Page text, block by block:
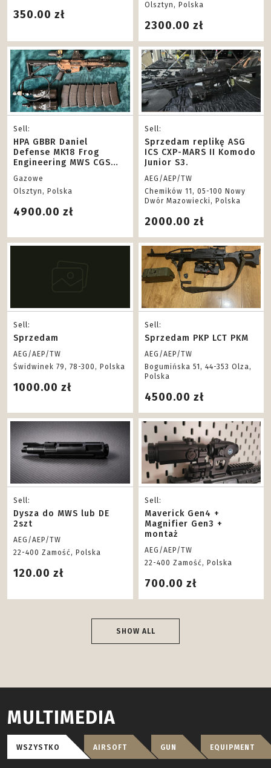
350.00 zł
Olsztyn, Polska
2300.00 zł
Sell:
HPA GBBR Daniel
Defense MK18 Frog
Engineering MWS CGS
Gazowe
Olsztyn, Polska
4900.00 zł
Sell:
Sprzedam replikę ASG
ICS CXP-MARS II Komodo
Junior S3.
AEG/AEP/TW
Chemików 11, 05-100 Nowy
Dwór Mazowiecki, Polska
2000.00 zł
Sell:
Sprzedam
AEG/AEP/TW
Świdwinek 79, 78-300, Polska
1000.00 zł
Sell:
Sprzedam PKP LCT PKM
AEG/AEP/TW
Bogumińska 51, 44-353 Olza,
Polska
4500.00 zł
Sell:
Dysza do MWS lub DE
2szt
AEG/AEP/TW
22-400 Zamość, Polska
120.00 zł
Sell:
Maverick Gen4 +
Magnifier Gen3 +
montaż
AEG/AEP/TW
22-400 Zamość, Polska
700.00 zł
SHOW ALL
MULTIMEDIA
WSZYSTKO AIRSOFT GUN EQUIPMENT